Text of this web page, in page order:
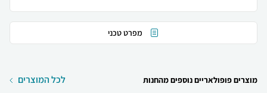
מפרט טכני
מוצרים פופולאריים נוספים מהחנות לכל המוצרים